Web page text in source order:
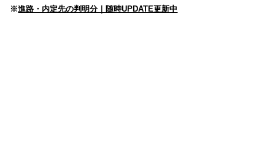
※進路・内定先の判明分｜随時UPDATE更新中